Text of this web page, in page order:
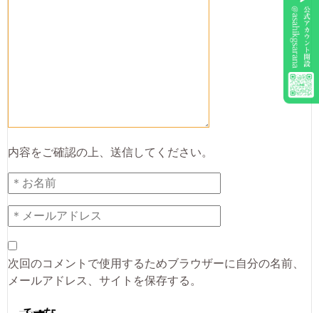
内容をご確認の上、送信してください。
次回のコメントで使用するためブラウザーに自分の名前、
メールアドレス、サイトを保存する。